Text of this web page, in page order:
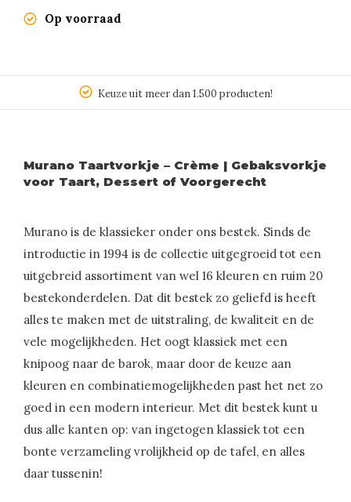
Op voorraad
Keuze uit meer dan 1.500 producten!
Murano Taartvorkje – Crème | Gebaksvorkje
voor Taart, Dessert of Voorgerecht
Murano is de klassieker onder ons bestek. Sinds de
introductie in 1994 is de collectie uitgegroeid tot een
uitgebreid assortiment van wel 16 kleuren en ruim 20
bestekonderdelen. Dat dit bestek zo geliefd is heeft
alles te maken met de uitstraling, de kwaliteit en de
vele mogelijkheden. Het oogt klassiek met een
knipoog naar de barok, maar door de keuze aan
kleuren en combinatiemogelijkheden past het net zo
goed in een modern interieur. Met dit bestek kunt u
dus alle kanten op: van ingetogen klassiek tot een
bonte verzameling vrolijkheid op de tafel, en alles
daar tussenin!